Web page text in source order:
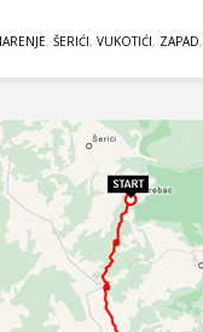
, ŠERIĆI, VUKOTIĆI, ZAPAD,